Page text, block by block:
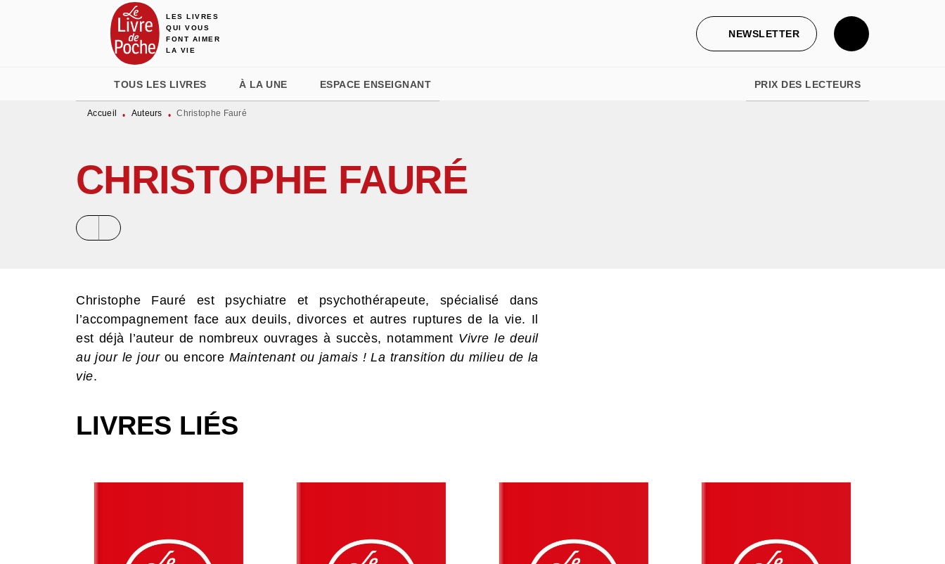
MENU RECHERCHE
LES LIVRES
QUI VOUS
FONT AIMER
LA VIE
NEWSLETTER
TOUS LES LIVRES À LA UNE ESPACE ENSEIGNANT PRIX DES LECTEURS
Accueil • Auteurs • Christophe Fauré
CHRISTOPHE FAURÉ
Christophe Fauré est psychiatre et psychothérapeute, spécialisé dans
l’accompagnement face aux deuils, divorces et autres ruptures de la vie. Il
est déjà l’auteur de nombreux ouvrages à succès, notamment Vivre le deuil
au jour le jour ou encore Maintenant ou jamais ! La transition du milieu de la
vie.
LIVRES LIÉS